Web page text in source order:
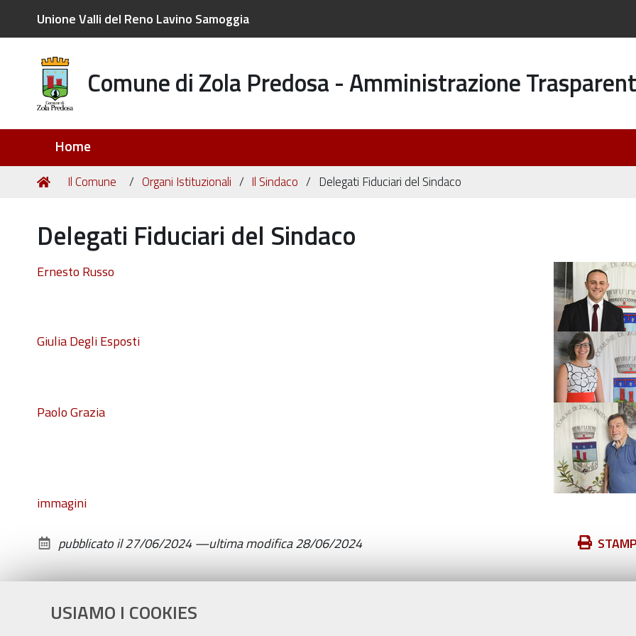
USIAMO I COOKIES
Unione Valli del Reno Lavino Samoggia
Comune di Zola Predosa - Amministrazione
Home
Tu
Home
Il Comune Organi Istituzionali Il Sindaco Delegati Fiduciari del Sindaco
Delegati Fiduciari del Sindaco
Ernesto Russo
Giulia Degli Esposti
Paolo Grazia
immagini
Azioni
documento
pubblicato il27/06/2024—ultima modifica28/06/2024